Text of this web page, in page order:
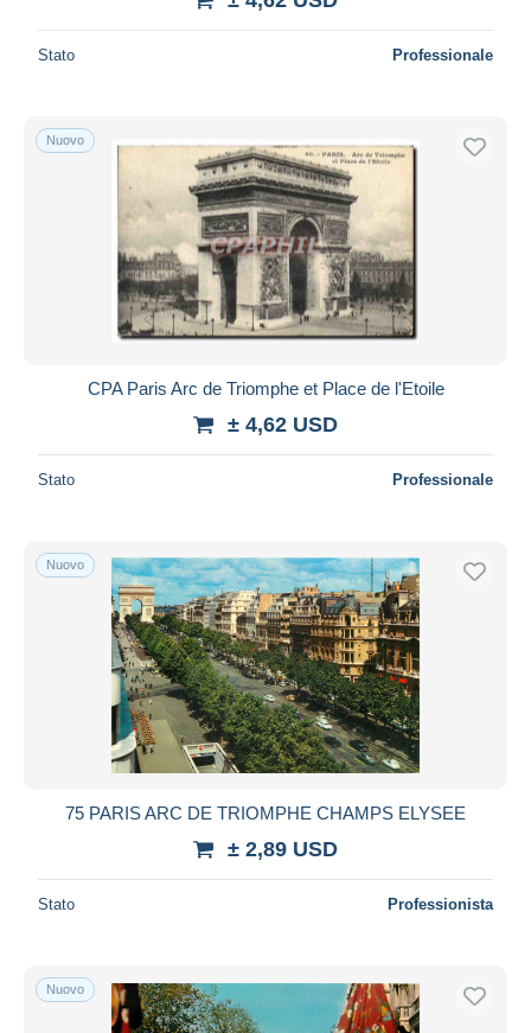
Stato Professionale
Nuovo
CPA Paris Arc de Triomphe et Place de l'Etoile
± 4,62 USD
Stato Professionale
Nuovo
75 PARIS ARC DE TRIOMPHE CHAMPS ELYSEE
± 2,89 USD
Stato Professionista
Nuovo